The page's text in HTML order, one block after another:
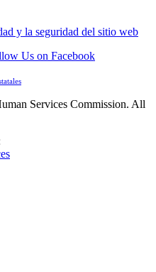
y la seguridad del sitio web
Us on Facebook
Services Commission. All